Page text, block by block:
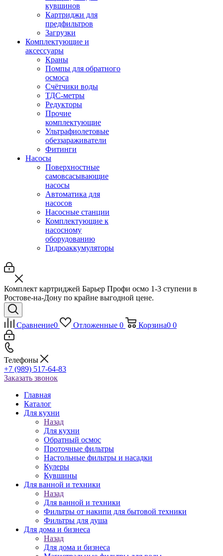
кувшинов
Картриджи для
предфильтров
Загрузки
Комплектующие и
аксессуары
Краны
Помпы для обратного
осмоса
Счётчики воды
ТДС-метры
Редукторы
Прочие
комплектующие
Ультрафиолетовые
обеззараживатели
Фитинги
Насосы
Поверхностные
самовсасывающие
насосы
Автоматика для
насосов
Насосные станции
Комплектующие к
насосному
оборудованию
Гидроаккумуляторы
Комплект картриджей Барьер Профи осмо 1-3 ступени в
Ростове-на-Дону по крайне выгодной цене.
Сравнение0 Отложенные 0 Корзина0 0
Телефоны
+7 (989) 517-64-83
Заказать звонок
Главная
Каталог
Для кухни
Назад
Для кухни
Обратный осмос
Проточные фильтры
Настольные фильтры и насадки
Кулеры
Кувшины
Для ванной и техники
Назад
Для ванной и техники
Фильтры от накипи для бытовой техники
Фильтры для душа
Для дома и бизнеса
Назад
Для дома и бизнеса